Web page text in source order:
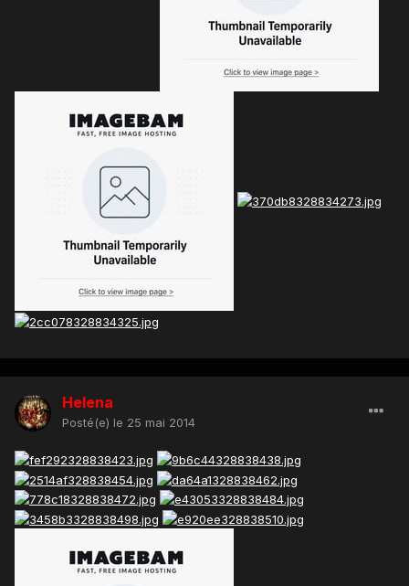
Helena
Posté(e) le 25 mai 2014